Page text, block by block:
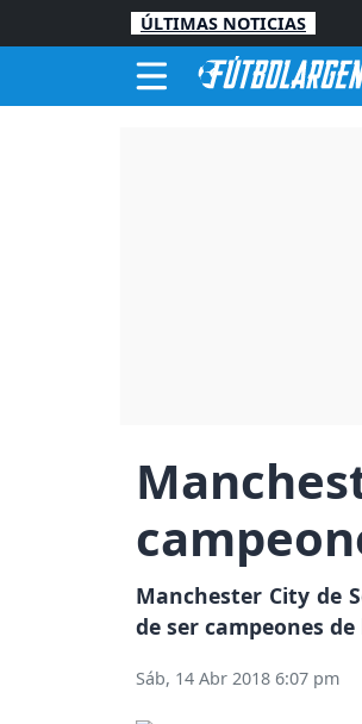
ÚLTIMAS NOTICIAS
Manchester City de
de ser campeones
Sáb, 14 Abr 2018 6:07 pm